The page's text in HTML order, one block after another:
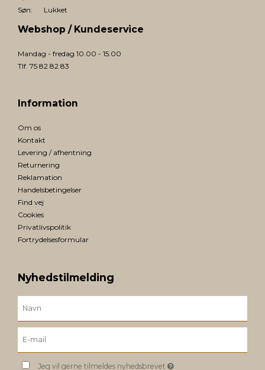
Søn:
Lukket
Webshop / Kundeservice
Mandag - fredag 10.00 - 15.00
Tlf. 75 82 82 83
Information
Om os
Kontakt
Levering / afhentning
Returnering
Reklamation
Handelsbetingelser
Find vej
Cookies
Privatlivspolitik
Fortrydelsesformular
Nyhedstilmelding
Jeg vil gerne tilmeldes nyhedsbrevet